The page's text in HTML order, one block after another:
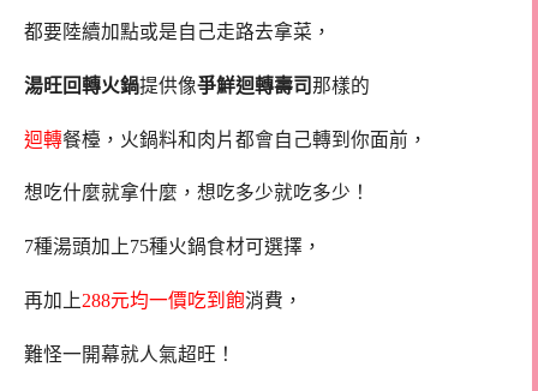
都要陸續加點或是自己走路去拿菜，
湯旺回轉火鍋提供像爭鮮迴轉壽司 那樣的
迴轉餐檯，火鍋料和肉片都會自己轉到你面前，
想吃什麼就拿什麼，想吃多少就吃多少！
7種湯頭加上75種火鍋食材可選擇，
再加上288元均一價吃到飽消費，
難怪一開幕就人氣超旺！